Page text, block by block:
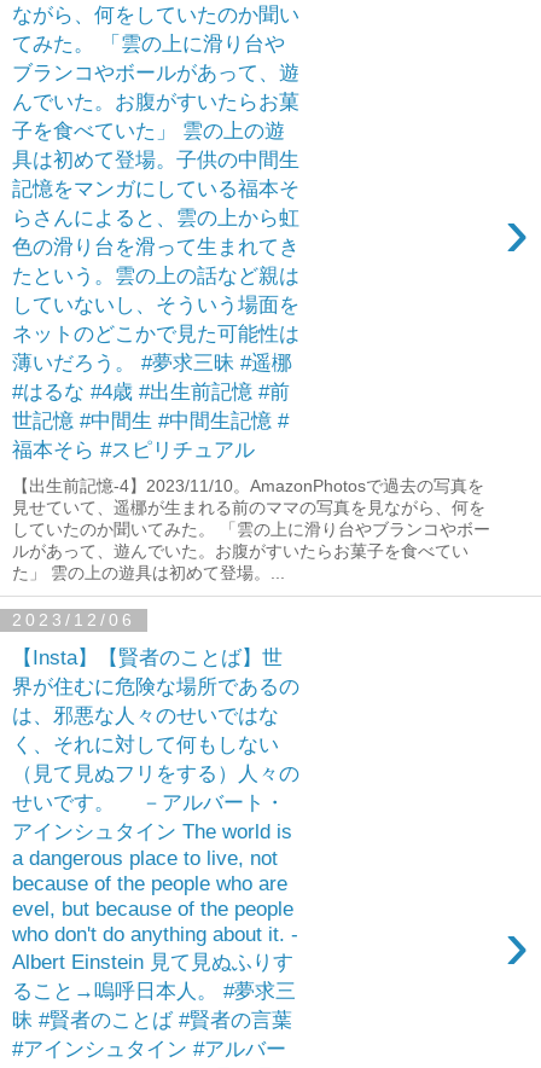
ながら、何をしていたのか聞い
てみた。 「雲の上に滑り台や
ブランコやボールがあって、遊
んでいた。お腹がすいたらお菓
子を食べていた」 雲の上の遊
具は初めて登場。子供の中間生
記憶をマンガにしている福本そ
らさんによると、雲の上から虹
色の滑り台を滑って生まれてき
たという。雲の上の話など親は
していないし、そういう場面を
ネットのどこかで見た可能性は
薄いだろう。 #夢求三昧 #遥梛
#はるな #4歳 #出生前記憶 #前
世記憶 #中間生 #中間生記憶 #
福本そら #スピリチュアル
›
【出生前記憶-4】2023/11/10。AmazonPhotosで過去の写真を
見せていて、遥梛が生まれる前のママの写真を見ながら、何を
していたのか聞いてみた。 「雲の上に滑り台やブランコやボー
ルがあって、遊んでいた。お腹がすいたらお菓子を食べてい
た」 雲の上の遊具は初めて登場。...
2023/12/06
【Insta】【賢者のことば】世
界が住むに危険な場所であるの
は、邪悪な人々のせいではな
く、それに対して何もしない
（見て見ぬフリをする）人々の
せいです。 －アルバート・
アインシュタイン The world is
a dangerous place to live, not
because of the people who are
evel, but because of the people
who don't do anything about it. -
Albert Einstein 見て見ぬふりす
ること→嗚呼日本人。 #夢求三
昧 #賢者のことば #賢者の言葉
#アインシュタイン #アルバー
›